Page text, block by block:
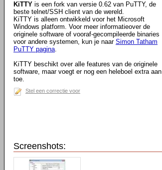
KiTTY is een fork van versie 0.62 van PuTTY, de
beste telnet/SSH client van de wereld.
KiTTY is alleen ontwikkeld voor het Microsoft
Windows platform. Voor meer informatieover de
originele software of vooraf-gecompileerde binaries
voor andere systemen, kun je naar Simon Tatham
PuTTY pagina.
KiTTY beschikt over alle features van de originele
software, maar voegt er nog een heleboel extra aan
toe.
Stel een correctie voor
Screenshots: